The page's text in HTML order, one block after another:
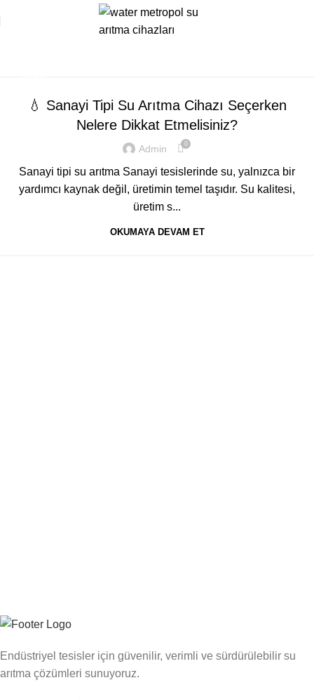
Tag Archives: kuyu suyu
💧 Sanayi Tipi Su Arıtma Cihazı Seçerken
Nelere Dikkat Etmelisiniz?
Admin 0
Sanayi tipi su arıtma Sanayi tesislerinde su, yalnızca bir
yardımcı kaynak değil, üretimin temel taşıdır. Su kalitesi,
üretim s...
OKUMAYA DEVAM ET
Endüstriyel tesisler için güvenilir, verimli ve sürdürülebilir su
arıtma çözümleri sunuyoruz.